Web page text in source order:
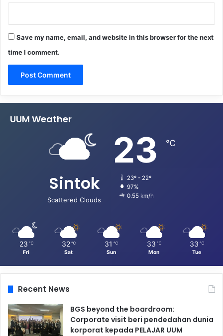
Save my name, email, and website in this browser for the next
time I comment.
UUM Weather
Sintok
Scattered Clouds
23 ℃
23º - 22º
97%
0.55 km/h
23 ℃
Fri
32 ℃
Sat
31 ℃
Sun
33 ℃
Mon
33 ℃
Tue
Recent News
BGS beyond the boardroom:
Corporate visit beri pendedahan dunia
korporat kepada PELAJAR UUM